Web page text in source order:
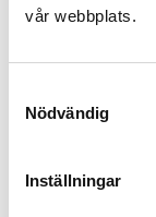
vår webbplats.
Nödvändig
Inställningar